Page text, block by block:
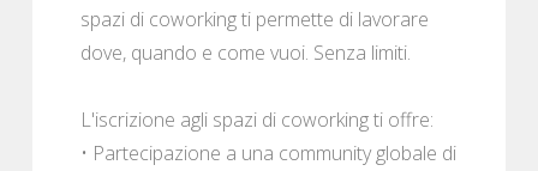
spazi di coworking ti permette di lavorare
dove, quando e come vuoi. Senza limiti.
L'iscrizione agli spazi di coworking ti offre:
• Partecipazione a una community globale di